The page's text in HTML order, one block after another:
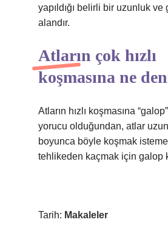
yapıldığı belirli bir uzunluk
alandır.
Atların çok hızlı
koşmasına ne
Atların hızlı koşmasına
yorucu olduğundan, atlar
boyunca böyle koşmak
tehlikeden kaçmak için galop
Tarih: Makaleler